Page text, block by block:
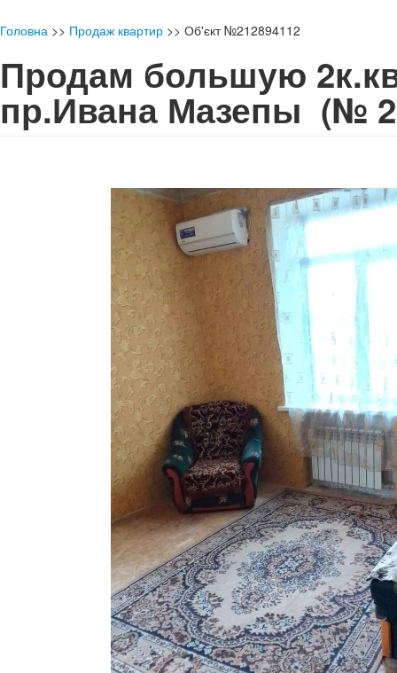
Головна >> Продаж квартир >> Об'єкт №212894112
Продам большую
пр.Ивана Мазепы (№